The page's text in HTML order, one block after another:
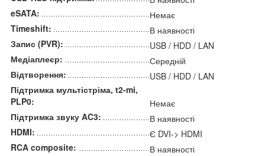
eSATA:
Немає
Timeshift:
В наявності
Запис (PVR):
USB / HDD / LAN
Медіаплеєр:
Середній
Відтворення:
USB / HDD / LAN
Підтримка мультістріма, t2-mi,
PLP0:
Немає
Підтримка звуку AC3:
В наявності
HDMI:
Є DVI-> HDMI
RCA composite:
В наявності